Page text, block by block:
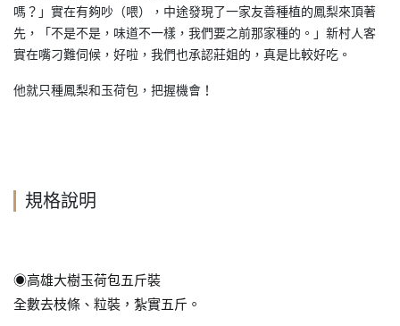
嗎？」實在有夠吵（喂），中途發現了一家友善種植的鳳梨來頂著
先，「不是不是，味道不一樣，我們要之前那家種的。」新村人客
實在嘴刁難伺候，好啦，我們也承認莊姐的，真是比較好吃。
他就只種鳳梨和玉荷包，把握機會！
規格說明
◉高雄大樹玉荷包五斤裝
全數去枝條、粒裝，紮實五斤。